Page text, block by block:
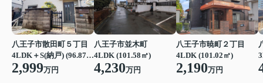
八王子市散田町５丁目
4LDK＋S(納戸) (96.87㎡)
2,999万円
八王子市並木町
4LDK (101.58㎡)
4,230万円
八王子市暁町２丁目
4LDK (101.02㎡)
2,190万円